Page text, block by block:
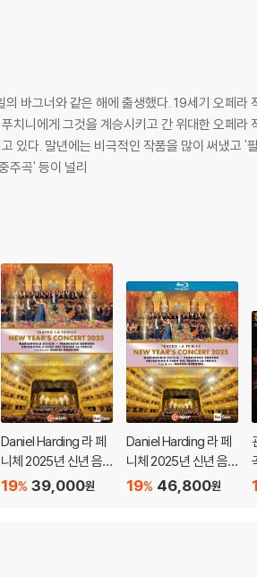
Il Corsaro, Don Carlo, Otello U.A. (Mit
Lombardi, La Forza Del Destino
Aida, I Vespri Siciliani | Metropolitan
| New York Philharmonic - Mehta
바그너와 같은 해에 출생했다. 19세기 오페라
치니에게 그것을 계승시키고 간 위대한 오페라
있다. 말년에는 비극적인 작품을 많이 써냈고 '
주곡' 등이 널리
Daniel Harding 라 페
니체 2025년 신년 음
악회 (TEATRO LA FE
39,000원
19%
Daniel Harding 라 페
니체 2025년 신년 음
악회 (TEATRO LA FE
46,800원
19%